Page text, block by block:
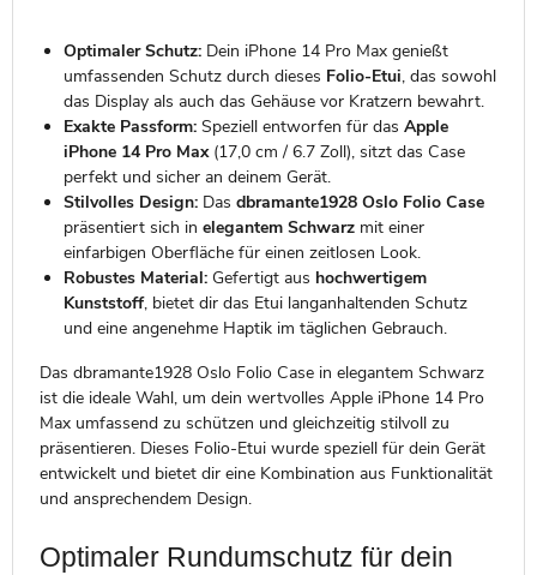
Optimaler Schutz:Dein iPhone 14 Pro Max genießt
umfassenden Schutz durch dieses Folio-Etui, das sowohl
das Display als auch das Gehäuse vor Kratzern bewahrt.
Exakte Passform:Speziell entworfen für das Apple
iPhone 14 Pro Max(17,0 cm / 6.7 Zoll), sitzt das Case
perfekt und sicher an deinem Gerät.
Stilvolles Design:Das dbramante1928 Oslo Folio Case
präsentiert sich in elegantem Schwarzmit einer
einfarbigen Oberfläche für einen zeitlosen Look.
Robustes Material:Gefertigt aus hochwertigem
Kunststoff, bietet dir das Etui langanhaltenden Schutz
und eine angenehme Haptik im täglichen Gebrauch.
Das dbramante1928 Oslo Folio Case in elegantem Schwarz
ist die ideale Wahl, um dein wertvolles Apple iPhone 14 Pro
Max umfassend zu schützen und gleichzeitig stilvoll zu
präsentieren. Dieses Folio-Etui wurde speziell für dein Gerät
entwickelt und bietet dir eine Kombination aus Funktionalität
und ansprechendem Design.
Optimaler Rundumschutz für dein